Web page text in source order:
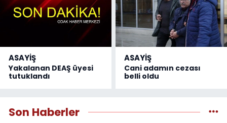
ASAYİŞ
Yakalanan DEAŞ üyesi
tutuklandı
ASAYİŞ
Cani adamın cezası
belli oldu
Son Haberler